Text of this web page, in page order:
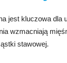
jest kluczowa dla
wzmacniają
stawowej.